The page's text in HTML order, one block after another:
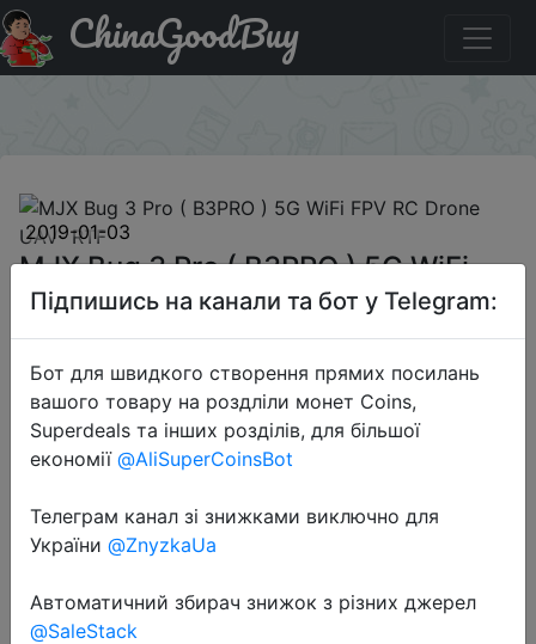
Код на знижку GB-B3PRO720P MJX Bug 3 Pro ( B3PRO )
5G WiFi FPV RC Drone UAV- RTF
ChinaGoodBuy
2019-01-03
MJX Bug 3 Pro ( B3PRO ) 5G WiFi
FPV RC Drone UAV- RTF
$135.99
Перейти до магазину
Підпишись на канали та бот у Telegram:
Бот для швидкого створення прямих посилань
вашого товару на роздліли монет Coins,
Superdeals та інших розділів, для більшої
економії @AliSuperCoinsBot
Телеграм канал зі знижками виключно для
України @ZnyzkaUa
Автоматичний збирач знижок з різних джерел
@SaleStack